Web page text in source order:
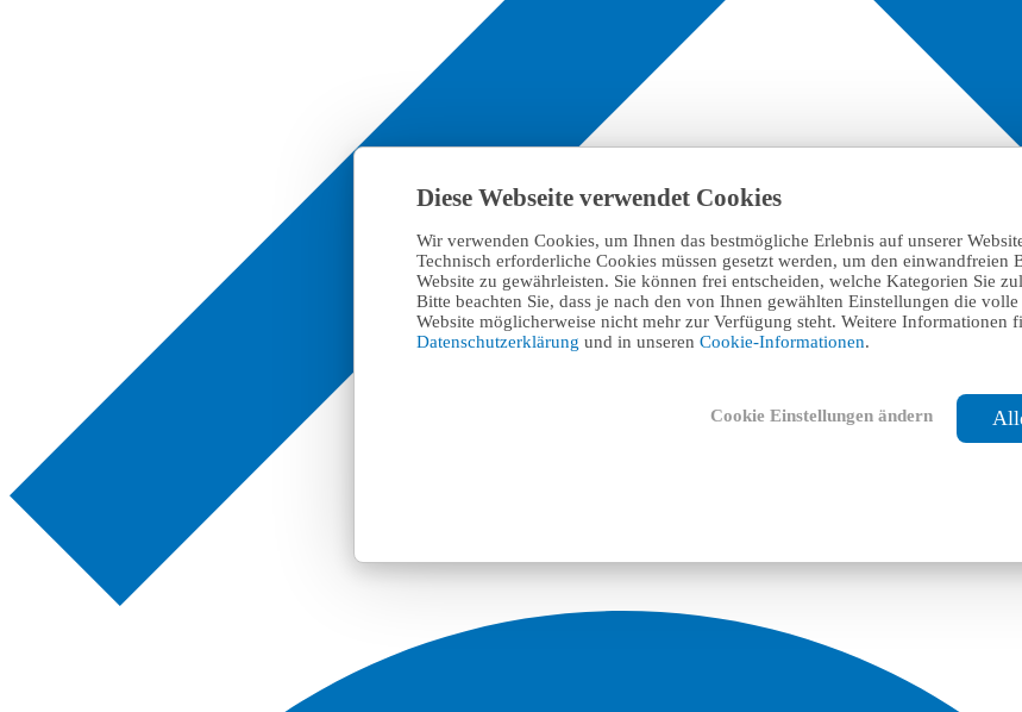
Diese Webseite verwendet Cookies
Wir verwenden Cookies, um Ihnen das bestmögliche Erlebnis auf unserer
Technisch erforderliche Cookies müssen gesetzt werden, um den einwandfreien
Website zu gewährleisten. Sie können frei entscheiden, welche Kategorien Sie
Bitte beachten Sie, dass je nach den von Ihnen gewählten Einstellungen die
Website möglicherweise nicht mehr zur Verfügung steht. Weitere Informationen
Datenschutzerklärung und in unseren Cookie-Informationen.
Cookie Einstellungen ändern